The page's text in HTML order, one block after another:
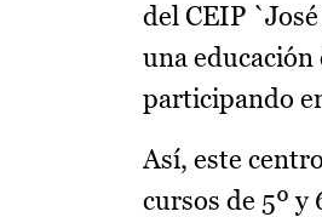
del CEIP
una
participando
Así, este
cursos de 5º y